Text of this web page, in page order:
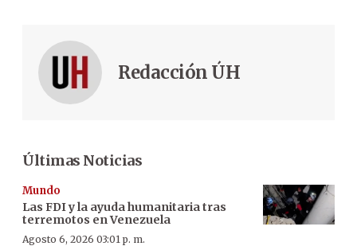
Redacción ÚH
Últimas Noticias
Mundo
Las FDI y la ayuda humanitaria tras
terremotos en Venezuela
Agosto 6, 2026 03:01 p. m.